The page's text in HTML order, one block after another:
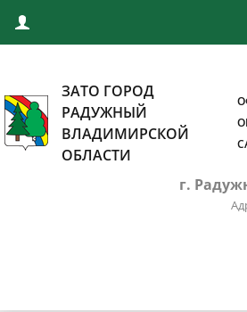
ЗАТО ГОРОД
РАДУЖНЫЙ
ВЛАДИМИРСКОЙ
ОБЛАСТИ
г.